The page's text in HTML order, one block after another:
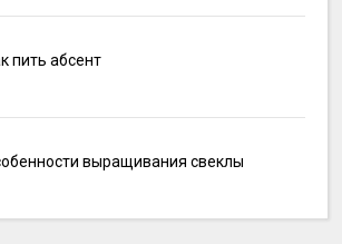
пить абсент
выращивания свеклы